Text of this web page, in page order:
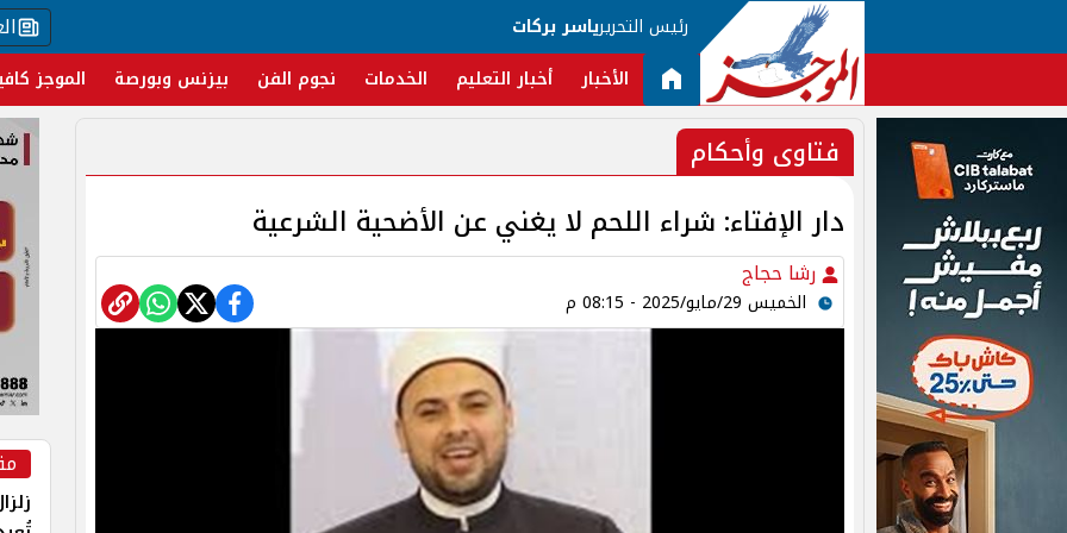
رئيس التحريرياسر بركات
الأخبار أخبار التعليم الخدمات نجوم الفن بيزنس وبورصة الموجز
فتاوى وأحكام
دار الإفتاء: شراء اللحم لا يغني عن الأضحية الشرعية
رشا حجاج
الخميس 29/مايو/2025 - 08:15 م